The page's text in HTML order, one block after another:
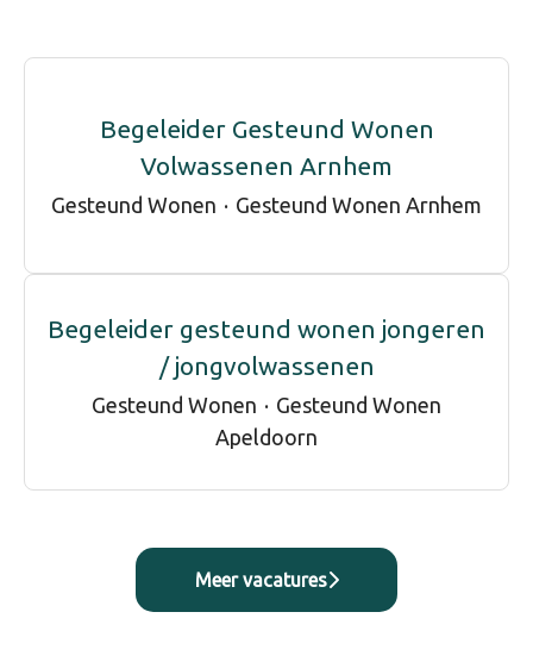
Begeleider Gesteund Wonen
Volwassenen Arnhem
Gesteund Wonen · Gesteund Wonen Arnhem
Begeleider gesteund wonen jongeren
/ jongvolwassenen
Gesteund Wonen · Gesteund Wonen
Apeldoorn
Meer vacatures